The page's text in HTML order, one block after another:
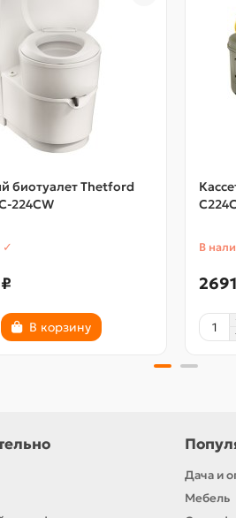
биотуалет Thetford
224CW
✓
В корзину
В
Дача и
Мебель